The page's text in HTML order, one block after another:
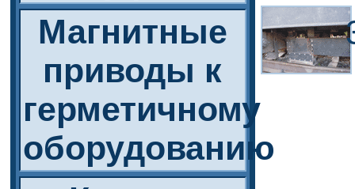
Магнитные
приводы к
герметичному
оборудованию